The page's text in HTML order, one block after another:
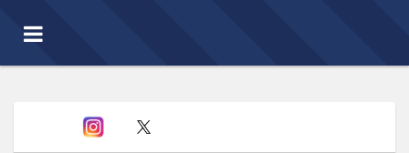
Toggle
navigation